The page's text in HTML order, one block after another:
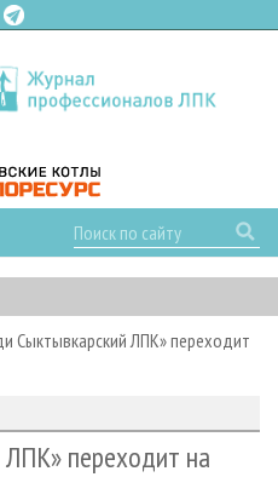
Сыктывкарский ЛПК» переходит
переходит на